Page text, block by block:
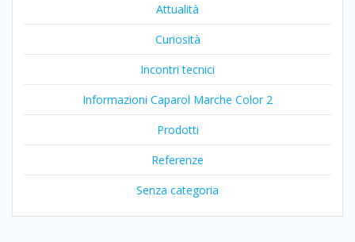
Attualità
Curiosità
Incontri tecnici
Informazioni Caparol Marche Color 2
Prodotti
Referenze
Senza categoria